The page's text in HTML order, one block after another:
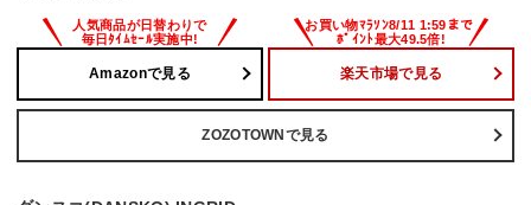
Amazonで見る 楽天市場で見る
ZOZOTOWNで見る